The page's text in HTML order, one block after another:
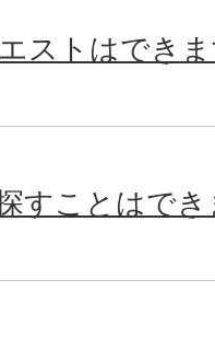
ストはでき
すことはで